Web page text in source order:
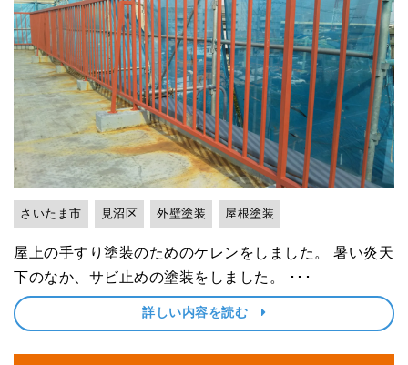
ム中
さいたま市 見沼区 外壁塗装 屋根塗装
屋上の手すり塗装のためのケレンをしました。 暑い炎天
下のなか、サビ止めの塗装をしました。 ･･･
詳しい内容を読む